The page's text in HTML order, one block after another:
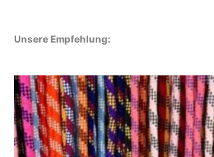
Unsere Empfehlung: